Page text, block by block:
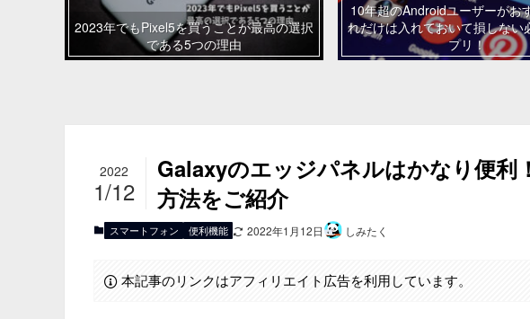
2023年でもPixel5を買うことが最高の選択
である5つの理由
10年超のAndroidユーザーがお
れだけは入れておいて損しない
プリ！
Galaxyのエッジパネルはかなり便利
方法をご紹介
2022
1/12
スマートフォン 便利機能 2022年1月12日 しみたく
本記事のリンクはアフィリエイト広告を利用しています。